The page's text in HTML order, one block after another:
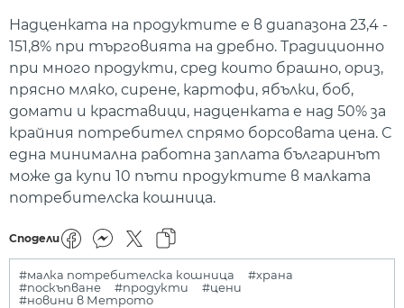
Надценката на продуктите е в диапазона 23,4 -
151,8% при търговията на дребно. Традиционно
при много продукти, сред които брашно, ориз,
прясно мляко, сирене, картофи, ябълки, боб,
домати и краставици, надценката е над 50% за
крайния потребител спрямо борсовата цена. С
една минимална работна заплата българинът
може да купи 10 пъти продуктите в малката
потребителска кошница.
Сподели
#малка потребителска кошница
#храна
#поскъпване
#продукти
#цени
#новини в Метрото